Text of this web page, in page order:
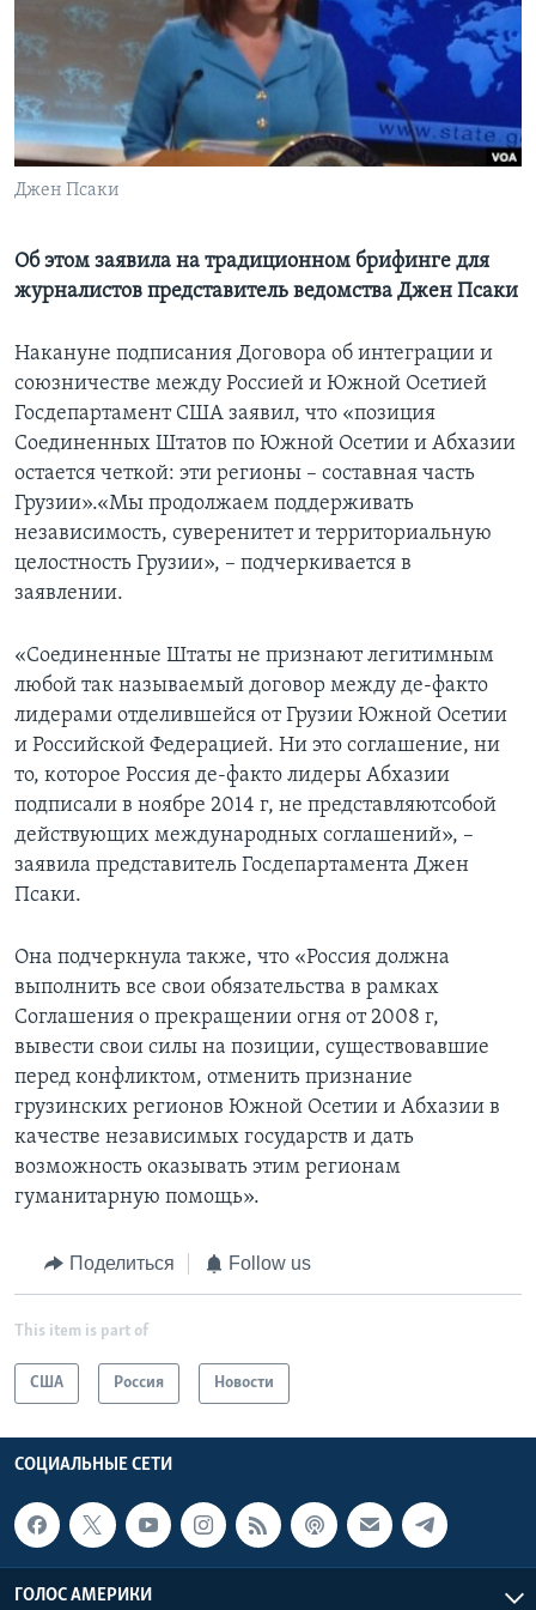
Learning English
СОЦИАЛЬНЫЕ СЕТИ
Джен Псаки
Об этом заявила на традиционном брифинге для
журналистов представитель ведомства Джен Псаки
Накануне подписания Договора об интеграции и
союзничестве между Россией и Южной Осетией
Госдепартамент США заявил, что «позиция
Соединенных Штатов по Южной Осетии и Абхазии
остается четкой: эти регионы – составная часть
Грузии».«Мы продолжаем поддерживать
независимость, суверенитет и территориальную
целостность Грузии», – подчеркивается в
заявлении.
«Соединенные Штаты не признают легитимным
любой так называемый договор между де-факто
лидерами отделившейся от Грузии Южной Осетии
и Российской Федерацией. Ни это соглашение, ни
то, которое Россия де-факто лидеры Абхазии
подписали в ноябре 2014 г, не представляютсобой
действующих международных соглашений», –
заявила представитель Госдепартамента Джен
Псаки.
Она подчеркнула также, что «Россия должна
выполнить все свои обязательства в рамках
Соглашения о прекращении огня от 2008 г,
вывести свои силы на позиции, существовавшие
перед конфликтом, отменить признание
грузинских регионов Южной Осетии и Абхазии в
качестве независимых государств и дать
возможность оказывать этим регионам
гуманитарную помощь».
Поделиться Follow us
This item is part of
США Россия Новости
СОЦИАЛЬНЫЕ СЕТИ
ГОЛОС АМЕРИКИ